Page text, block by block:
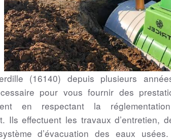
(16140) depuis plusieurs
pour vous fournir des
en respectant la
Ils effectuent les travaux d’entretien,
d’évacuation des eaux